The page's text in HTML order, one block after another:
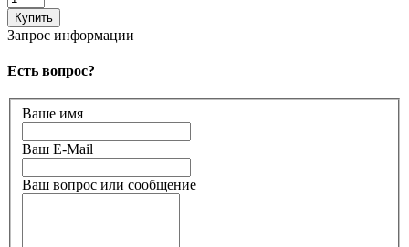
Запрос информации
Есть вопрос?
Ваше имя
Ваш E-Mail
Ваш вопрос или сообщение